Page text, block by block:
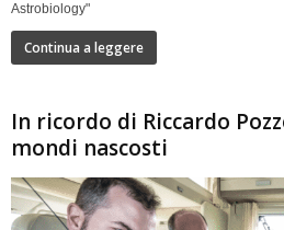
Astrobiology"
Continua a leggere
In ricordo di Riccardo
mondi nascosti